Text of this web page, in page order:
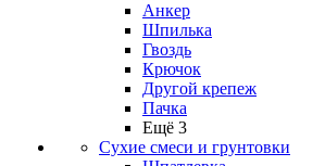
Анкер
Шпилька
Гвоздь
Крючок
Другой крепеж
Пачка
Ещё 3
Сухие смеси и грунтовки